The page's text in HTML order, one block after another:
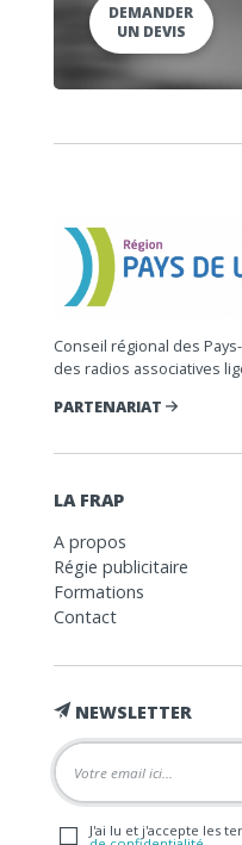
DEMANDER
UN DEVIS
Conseil régional des
des radios associatives
PARTENARIAT
LA FRAP
A propos
Régie publicitaire
Formations
Contact
NEWSLETTER
J'ai lu et j'accepte les